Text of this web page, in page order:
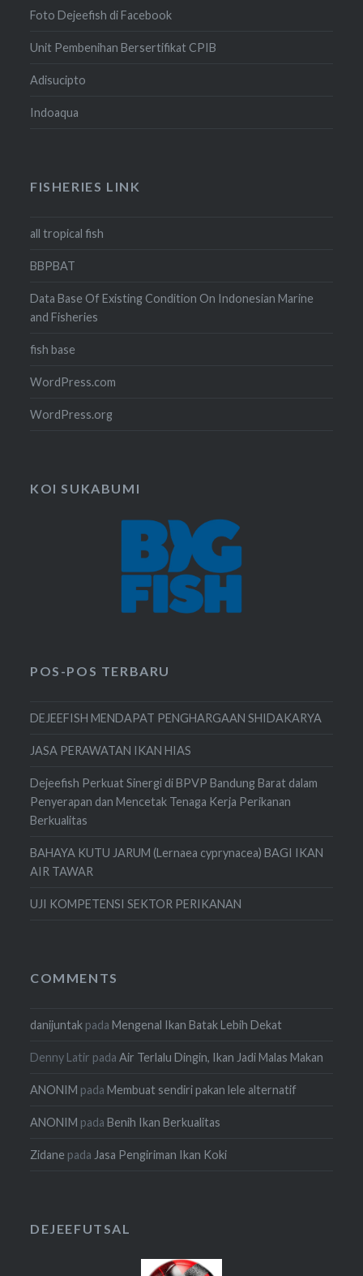
Foto Dejeefish di Facebook
Unit Pembenihan Bersertifikat CPIB
Adisucipto
Indoaqua
FISHERIES LINK
all tropical fish
BBPBAT
Data Base Of Existing Condition On Indonesian Marine
and Fisheries
fish base
WordPress.com
WordPress.org
KOI SUKABUMI
POS-POS TERBARU
DEJEEFISH MENDAPAT PENGHARGAAN SHIDAKARYA
JASA PERAWATAN IKAN HIAS
Dejeefish Perkuat Sinergi di BPVP Bandung Barat dalam
Penyerapan dan Mencetak Tenaga Kerja Perikanan
Berkualitas
BAHAYA KUTU JARUM (Lernaea cyprynacea) BAGI IKAN
AIR TAWAR
UJI KOMPETENSI SEKTOR PERIKANAN
COMMENTS
danijuntak padaMengenal Ikan Batak Lebih Dekat
Denny Latir padaAir Terlalu Dingin, Ikan Jadi Malas Makan
ANONIM padaMembuat sendiri pakan lele alternatif
ANONIM padaBenih Ikan Berkualitas
Zidane pada Jasa Pengiriman Ikan Koki
DEJEEFUTSAL